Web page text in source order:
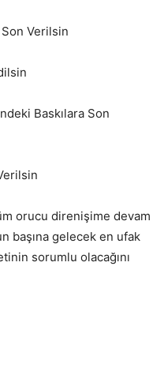
Verilsin
Baskılara Son
orucu direnişime devam
başına gelecek en ufak
sorumlu olacağını